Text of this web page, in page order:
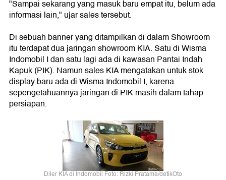
"Sampai sekarang yang masuk baru empat itu, belum ada
informasi lain," ujar sales tersebut.
Di sebuah banner yang ditampilkan di dalam Showroom
itu terdapat dua jaringan showroom KIA. Satu di Wisma
Indomobil I dan satu lagi ada di kawasan Pantai Indah
Kapuk (PIK). Namun sales KIA mengatakan untuk stok
display baru ada di Wisma Indomobil I, karena
sepengetahuannya jaringan di PIK masih dalam tahap
persiapan.
Diler KIA di Indomobil Foto: Rizki Pratama/detikOto